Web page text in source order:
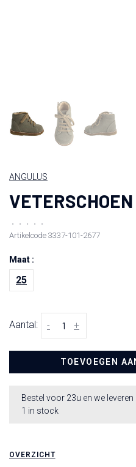
ANGULUS
• • • •
•
Artikelcode 3337-101-2677
Maat :
25
Aantal: +
-
TOEVOEGEN
Bestel voor 23u en we leveren
1 in stock
OVERZICHT